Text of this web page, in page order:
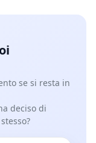
se si resta in
deciso di